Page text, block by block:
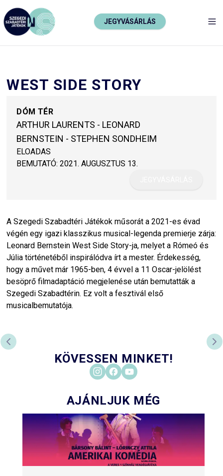
JEGYVÁSÁRLÁS
WEST SIDE STORY
DÓM TÉR
ARTHUR LAURENTS - LEONARD
BERNSTEIN - STEPHEN SONDHEIM
ELOADAS
BEMUTATÓ: 2021. AUGUSZTUS 13.
A Szegedi Szabadtéri Játékok műsorát a 2021-es évad
végén egy igazi klasszikus musical-legenda premierje zárja:
Leonard Bernstein West Side Story-ja, melyet a Rómeó és
Júlia történetéből inspirálódva írt a mester. Érdekesség,
hogy a művet már 1965-ben, 4 évvel a 11 Oscar-jelölést
besöprő filmadaptáció megjelenése után bemutatták a
Szegedi Szabadtérin. Ez volt a fesztivál első
musicalbemutatója.
PREVIOUS SLIDE
KÖVESSEN MINKET!
AJÁNLJUK MÉG